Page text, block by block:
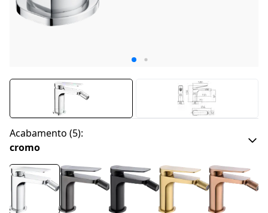
Acabamento (5):
cromo